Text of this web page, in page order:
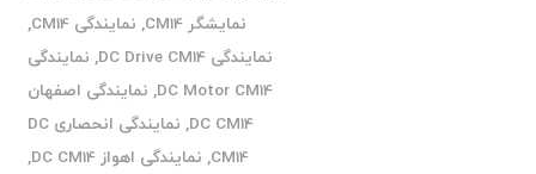
نمایشگر CM14
, نمایندگی CM14
,
نمایندگی DC Drive CM14
, نمایندگی
DC Motor CM14
, نمایندگی اصفهان
DC CM14
,
نمایندگی انحصاری DC
CM14
, نمایندگی اهواز DC CM14
,